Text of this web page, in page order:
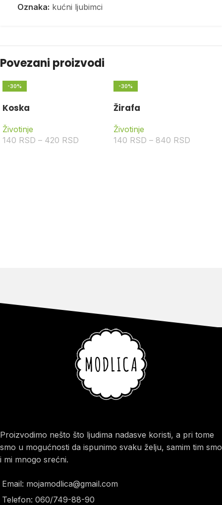
Oznaka: kućni ljubimci
Povezani proizvodi
-30%
Koska
Životinje
140 RSD – 420 RSD
-30%
Žirafa
Životinje
140 RSD – 840 RSD
Proizvodimo nešto što ljudima nadasve koristi, a pri tome
smo u mogućnosti da ispunimo svaku želju, samim tim smo
i mi mnogo srećni.
Email: mojamodlica@gmail.com
Telefon: 060/749-88-90